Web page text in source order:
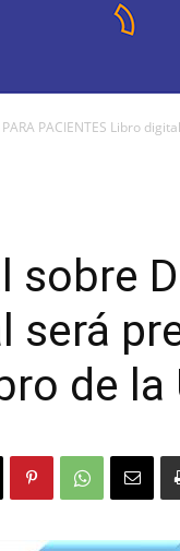
PARA PACIENTES Libro
sobre
será
de la